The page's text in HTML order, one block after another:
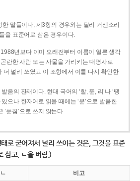
말들이나, 제3항의 경우와는 달리 거센소리
을 표준어로 삼은 경우이다.
년보다 이미 오래전부터 이름이 얼른 생각
란한 사람 또는 사물을 가리키는 대명사로
더 널리 쓰였고 이 조항에서 이를 다시 확인한
발음의 잔재이다. 현대 국어의 ‘할, 푼, 리’나 ‘땡
있으나 한자어로 읽을 때에는 ‘분’으로 발음한
‘푼침’으로 쓰지 않는다.
로 굳어져서 널리 쓰이는 것은, 그것을 표준
삼고, ㄴ을 버림.)
ㄴ 비고